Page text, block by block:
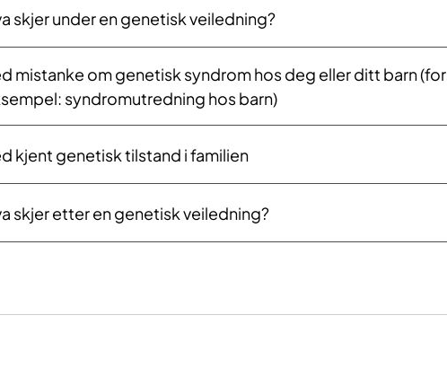
skjer under en genetisk veiledning?
mistanke om genetisk syndrom hos deg eller ditt barn (for
syndromutredning hos barn)
kjent genetisk tilstand i familien
skjer etter en genetisk veiledning?